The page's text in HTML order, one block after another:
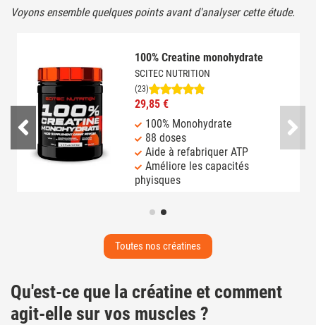
Voyons ensemble quelques points avant d'analyser cette étude.
100% Creatine monohydrate
SCITEC NUTRITION
(23)
29,85 €
100% Monohydrate
88 doses
Aide à refabriquer ATP
Améliore les capacités
phyisques
Toutes nos créatines
Qu'est-ce que la créatine et comment
agit-elle sur vos muscles ?